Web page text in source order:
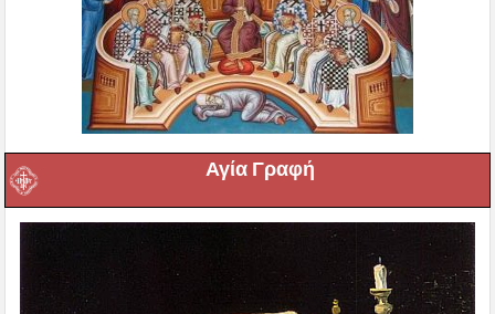
Αγία Γραφή